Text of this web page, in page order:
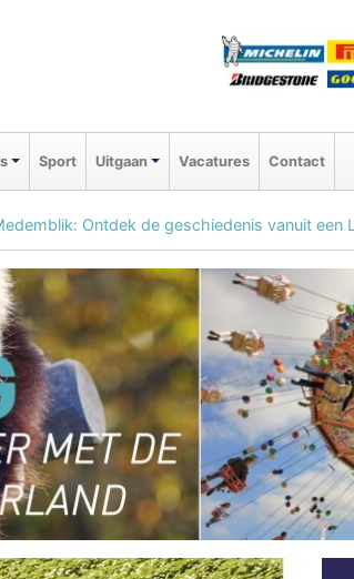
Sport Uitgaan Vacatures Contact
Ontdek de geschiedenis vanuit een